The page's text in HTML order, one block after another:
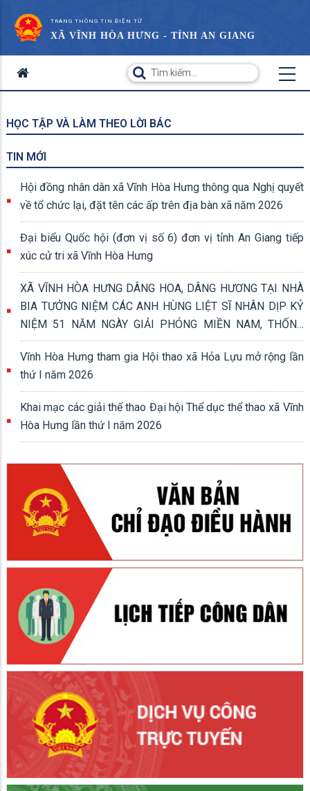
TRANG THÔNG TIN ĐIỆN TỬ
XÃ VĨNH HÒA HƯNG - TỈNH AN GIANG
HỌC TẬP VÀ LÀM THEO LỜI BÁC
TIN MỚI
Hội đồng nhân dân xã Vĩnh Hòa Hưng thông qua Nghị quyết
về tổ chức lại, đặt tên các ấp trên địa bàn xã năm 2026
Đại biểu Quốc hội (đơn vị số 6) đơn vị tỉnh An Giang tiếp
xúc cử tri xã Vĩnh Hòa Hưng
XÃ VĨNH HÒA HƯNG DÂNG HOA, DÂNG HƯƠNG TẠI NHÀ
BIA TƯỞNG NIỆM CÁC ANH HÙNG LIỆT SĨ NHÂN DỊP KỶ
NIỆM 51 NĂM NGÀY GIẢI PHÓNG MIỀN NAM, THỐNG
NHẤT ĐẤT NƯỚC (30/4/1975 - 30/4/2026)
Vĩnh Hòa Hưng tham gia Hội thao xã Hỏa Lựu mở rộng lần
thứ I năm 2026
Khai mạc các giải thể thao Đại hội Thể dục thể thao xã Vĩnh
Hòa Hưng lần thứ I năm 2026